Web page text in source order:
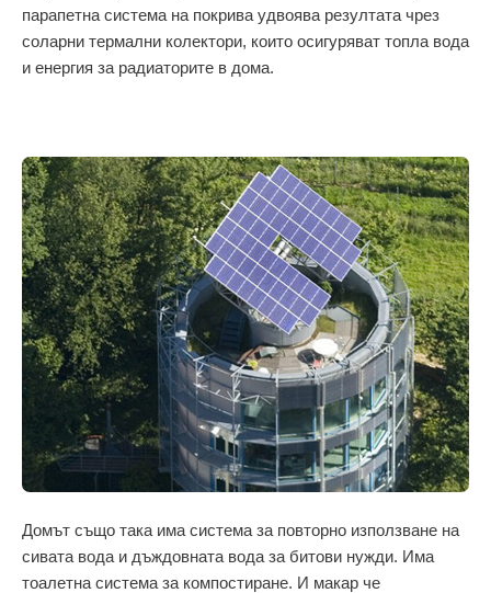
парапетна система на покрива удвоява резултата чрез
соларни термални колектори, които осигуряват топла вода
и енергия за радиаторите в дома.
Домът също така има система за повторно използване на
сивата вода и дъждовната вода за битови нужди. Има
тоалетна система за компостиране. И макар че